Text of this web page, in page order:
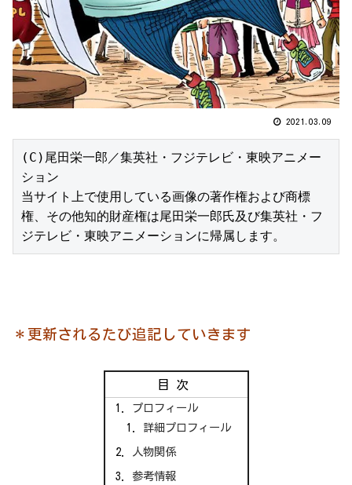
2021.03.09
(C)尾田栄一郎／集英社・フジテレビ・東映アニメー
ション
当サイト上で使用している画像の著作権および商標
権、その他知的財産権は尾田栄一郎氏及び集英社・フ
ジテレビ・東映アニメーションに帰属します。
＊更新されるたび追記していきます
目次
プロフィール
詳細プロフィール
人物関係
参考情報